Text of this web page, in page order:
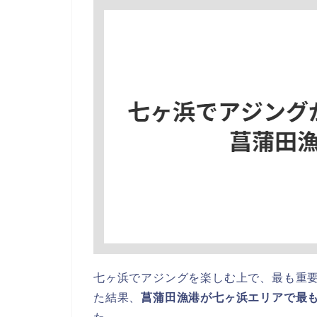
七ヶ浜でアジングを楽しむ上で、最も重
た結果、菖蒲田漁港が七ヶ浜エリアで最